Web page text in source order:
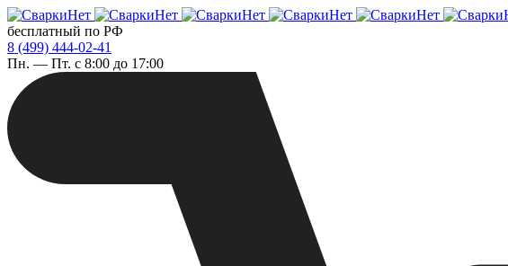
бесплатный по РФ
8 (499) 444-02-41
Пн. — Пт. с 8:00 до 17:00